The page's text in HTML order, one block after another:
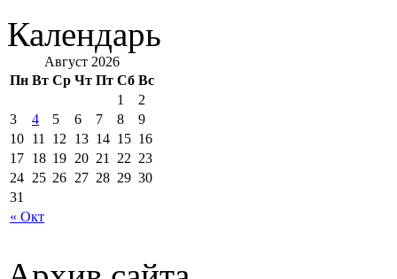
Календарь
Август 2026
Пн Вт Ср Чт Пт Сб Вс
« Окт
1
2
3
4 5 6 7 8
9
10 11 12 13 14 15 16
17 18 19 20 21 22 23
24 25 26 27 28 29 30
31